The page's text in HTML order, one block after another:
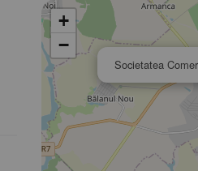
Societatea
+
−